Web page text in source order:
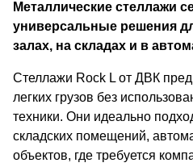
Металлические стеллажи
универсальные решения
залах, на складах и в
Стеллажи Rock L от ДВК
легких грузов без
техники. Они идеально
складских помещений,
объектов, где требуется